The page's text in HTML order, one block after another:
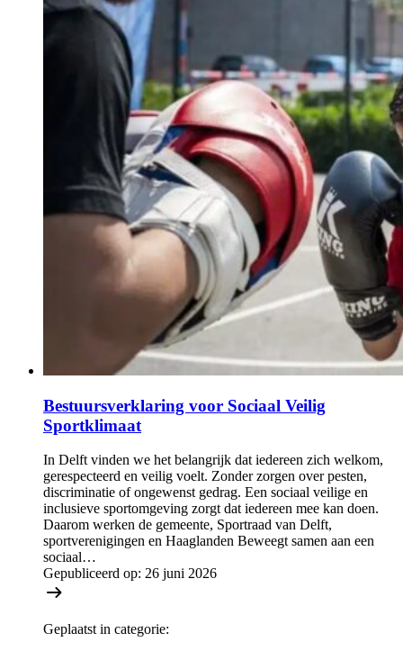
Bestuursverklaring voor Sociaal Veilig
Sportklimaat
In Delft vinden we het belangrijk dat iedereen zich welkom,
gerespecteerd en veilig voelt. Zonder zorgen over pesten,
discriminatie of ongewenst gedrag. Een sociaal veilige en
inclusieve sportomgeving zorgt dat iedereen mee kan doen.
Daarom werken de gemeente, Sportraad van Delft,
sportverenigingen en Haaglanden Beweegt samen aan een
sociaal…
Gepubliceerd op: 26 juni 2026
Geplaatst in categorie: